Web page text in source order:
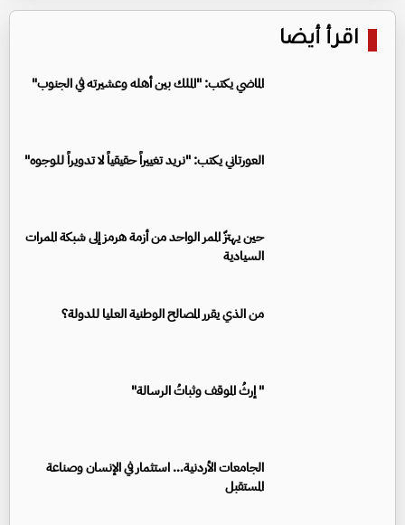
اقرأ أيضا
الماضي يكتب: "الملك بين أهله وعشيرته في الجنوب"
العورتاني يكتب: "نريد تغييراً حقيقياً لا تدويراً للوجوه"
حين يهتزّ الممر الواحد من أزمة هرمز إلى شبكة الممرات
السيادية
من الذي يقرر المصالح الوطنية العليا للدولة؟
" إرثُ الموقف وثباتُ الرسالة"
الجامعات الأردنية… استثمار في الإنسان وصناعة
المستقبل